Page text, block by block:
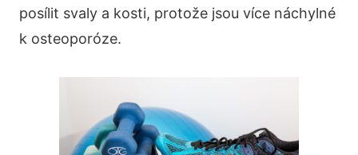
posílit svaly a kosti, protože jsou více náchylné
k osteoporóze.